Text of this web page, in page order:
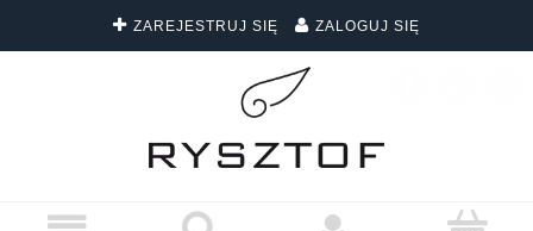
ZAREJESTRUJ SIĘ ZALOGUJ SIĘ
DARMOWA DOSTAWA WSZYSTKICH ZAMÓWIEŃ